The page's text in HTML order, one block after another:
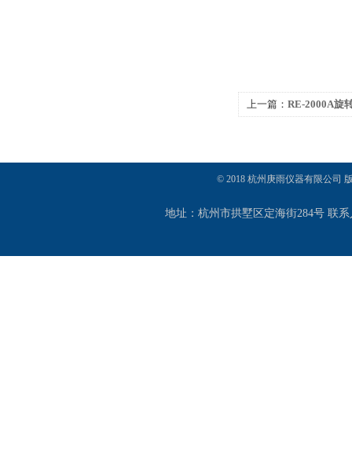
上一篇： RE-2000A旋
© 2018 杭州庚雨仪器有限公司
地址：杭州市拱墅区定海街284号 联